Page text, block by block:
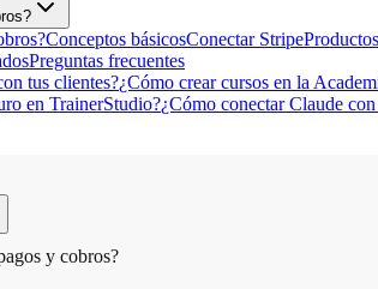
Conceptos básicosConectar Stripe
Preguntas frecuentes
tus clientes?¿Cómo crear cursos en la
en TrainerStudio?¿Cómo conectar Claude
y cobros?